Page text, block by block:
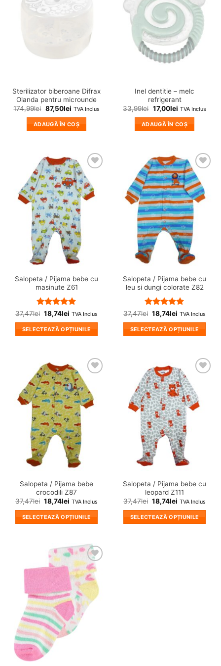
Sterilizator biberoane Difrax
Olanda pentru microunde
174,99lei 87,50lei TVA Inclus
ADAUGĂ ÎN COȘ
wishlist!
Inel dentitie – melc
refrigerant
33,99lei 17,00lei TVA Inclus
ADAUGĂ ÎN COȘ
Adauga
in
wishlist!
Salopeta / Pijama bebe cu
masinute Z61
Evaluat la
5din 5
37,47lei 18,74lei TVA Inclus
SELECTEAZĂ OPȚIUNILE
mai
multe
variații.
Opțiunile
pot
fi
alese
pagina
produsului.
❤
Adauga
in
wishlist!
Salopeta / Pijama bebe cu
leu si dungi colorate Z82
Evaluat la
5din 5
37,47lei 18,74lei TVA Inclus
SELECTEAZĂ OPȚIUNILE
mai
multe
variații.
Opțiunile
pot
fi
alese
în
pagina
produsului.
Adauga
in
wishlist!
Salopeta / Pijama bebe
crocodili Z87
37,47lei 18,74lei TVA Inclus
SELECTEAZĂ OPȚIUNILE
are
mai
multe
variații.
Opțiunile
pot
fi
alese
în
Adauga
in
wishlist!
Salopeta / Pijama bebe cu
leopard Z111
37,47lei 18,74lei TVA Inclus
SELECTEAZĂ OPȚIUNILE
❤
Adauga
in
wishlist!